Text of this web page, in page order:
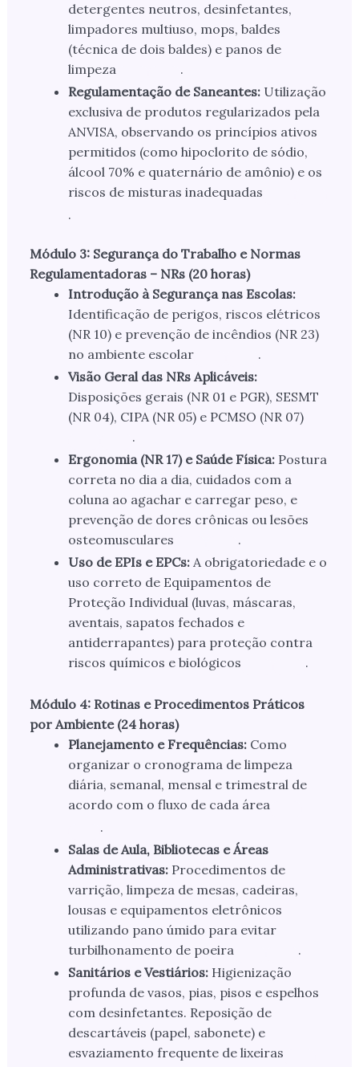
detergentes neutros, desinfetantes,
limpadores multiuso, mops, baldes
(técnica de dois baldes) e panos de
limpeza
.
Regulamentação de Saneantes:Utilização
exclusiva de produtos regularizados pela
ANVISA, observando os princípios ativos
permitidos (como hipoclorito de sódio,
álcool 70% e quaternário de amônio) e os
riscos de misturas inadequadas
.
Módulo 3: Segurança do Trabalho e Normas
Regulamentadoras – NRs (20 horas)
Introdução à Segurança nas Escolas:
Identificação de perigos, riscos elétricos
(NR 10) e prevenção de incêndios (NR 23)
no ambiente escolar
.
Visão Geral das NRs Aplicáveis:
Disposições gerais (NR 01 e PGR), SESMT
(NR 04), CIPA (NR 05) e PCMSO (NR 07)
.
Ergonomia (NR 17) e Saúde Física:Postura
correta no dia a dia, cuidados com a
coluna ao agachar e carregar peso, e
prevenção de dores crônicas ou lesões
osteomusculares
.
Uso de EPIs e EPCs:A obrigatoriedade e o
uso correto de Equipamentos de
Proteção Individual (luvas, máscaras,
aventais, sapatos fechados e
antiderrapantes) para proteção contra
riscos químicos e biológicos
.
Módulo 4: Rotinas e Procedimentos Práticos
por Ambiente (24 horas)
Planejamento e Frequências:Como
organizar o cronograma de limpeza
diária, semanal, mensal e trimestral de
acordo com o fluxo de cada área
.
Salas de Aula, Bibliotecas e Áreas
Administrativas:Procedimentos de
varrição, limpeza de mesas, cadeiras,
lousas e equipamentos eletrônicos
utilizando pano úmido para evitar
turbilhonamento de poeira
.
Sanitários e Vestiários:Higienização
profunda de vasos, pias, pisos e espelhos
com desinfetantes. Reposição de
descartáveis (papel, sabonete) e
esvaziamento frequente de lixeiras